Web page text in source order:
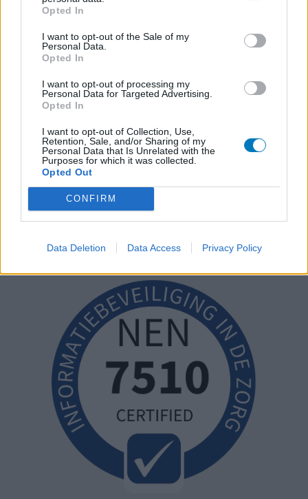
Opted In
I want to opt-out of the Sale of my
Personal Data.
Opted In
I want to opt-out of processing my
Personal Data for Targeted Advertising.
Opted In
I want to opt-out of Collection, Use,
Retention, Sale, and/or Sharing of my
Personal Data that Is Unrelated with the
Purposes for which it was collected.
Opted Out
CONFIRM
Data Deletion Data Access Privacy Policy